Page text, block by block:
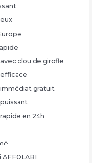
clou de girofle
gratuit
en 24h
AFFOLABI